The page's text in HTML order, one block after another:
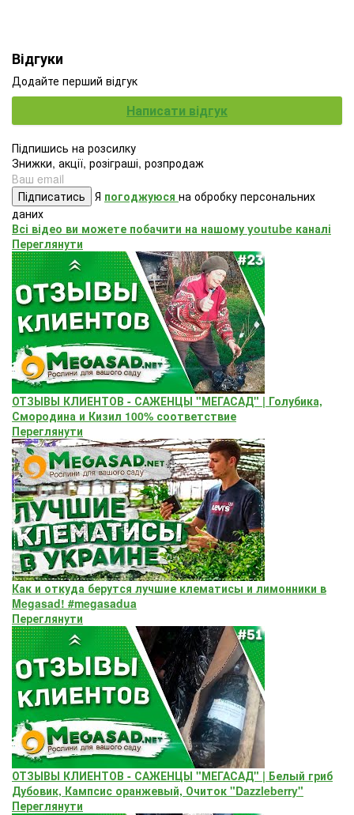
Відгуки
Додайте перший відгук
Написати відгук
Підпишись на розсилку
Знижки, акції, розіграші, розпродаж
Підписатись Я погоджуюся на обробку персональних
даних
Всі відео ви можете побачити на нашому youtube каналі
Переглянути
ОТЗЫВЫ КЛИЕНТОВ - САЖЕНЦЫ "МЕГАСАД" | Голубика,
Смородина и Кизил 100% соответствие
Переглянути
Как и откуда берутся лучшие клематисы и лимонники в
Megasad! #megasadua
Переглянути
ОТЗЫВЫ КЛИЕНТОВ - САЖЕНЦЫ "МЕГАСАД" | Белый гриб
Дубовик, Кампсис оранжевый, Очиток "Dazzleberry"
Переглянути